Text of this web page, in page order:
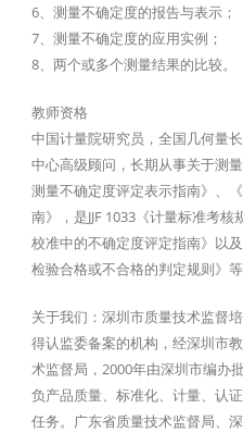
6、测量不确定度的报告与表示；
7、测量不确定度的应用实例；
8、两个或多个测量结果的比较。
教师资格
中国计量院研究员，全国几何量
中心高级顾问，长期从事关于测
测量不确定度评定表示指南》、
南》，是JJF 1033《计量标准考核
校准中的不确定度评定指南》以
检验合格或不合格的判定规则》
关于我们：深圳市质量技术监督
得认监委备案的机构，经深圳市
术监督局，2000年由深圳市编办
负产品质量、标准化、计量、认
任务。广东省质量技术监督局、